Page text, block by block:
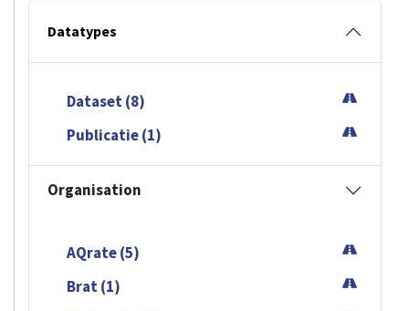
Datatypes
Dataset (8)
Publicatie (1)
Organisation
AQrate (5)
Brat (1)